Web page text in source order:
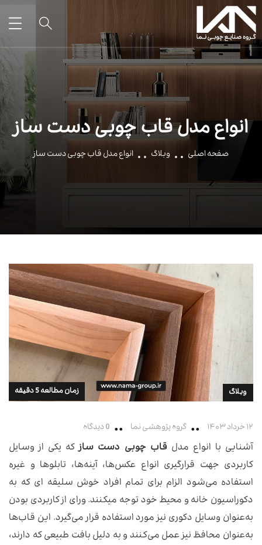
انواع مدل قاب چوبی دست ساز
صفحه اصلی وبلاگ انواع مدل قاب چوبی دست ساز
وبلاگ
۱۲ خرداد ۱۴۰۳ گروه پژوهشی نما 0 دیدگاه
آشنایی با انواع مدل قاب چوبی دست سازکه یکی از وسایل
کاربردی جهت قرارگیری انواع عکس‌ها، آینه‌ها، تابلو‌ها و غیره
استفاده می‌شود الزام برای تمام افراد خوش سلیقه ای که به
دکوراسیون خانه و محیط خود توجه میکنند. ورای از کاربردی بودن
به‌عنوان وسایل دکوری نیز مورد استفاده قرار می‌گیرد. این قاب‌ها
به‌عنوان محافظ نیز عمل می‌کنند و به دلیل بافت طبیعی که دارند،
زمان مطالعه 5 دقیقه